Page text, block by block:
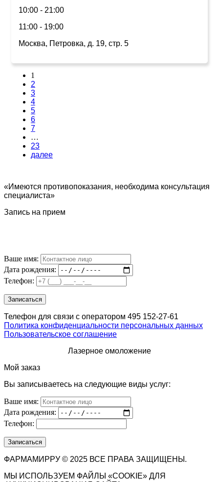
10:00 - 21:00
11:00 - 19:00
Москва, Петровка, д. 19, стр. 5
1
2
3
4
5
6
7
…
23
далее
«Имеются противопоказания, необходима консультация
специалиста»
Запись на прием
Ваше имя:
Дата рождения:
Телефон:
Телефон для связи с оператором 495 152-27-61
Политика конфиденциальности персональных данных
Пользовательское соглашение
Лазерное омоложение
Мой заказ
Вы записываетесь на следующие виды услуг:
Ваше имя:
Дата рождения:
Телефон:
ФАРМАМИРРУ © 2025 ВСЕ ПРАВА ЗАЩИЩЕНЫ.
МЫ ИСПОЛЬЗУЕМ ФАЙЛЫ «COOKIE» ДЛЯ